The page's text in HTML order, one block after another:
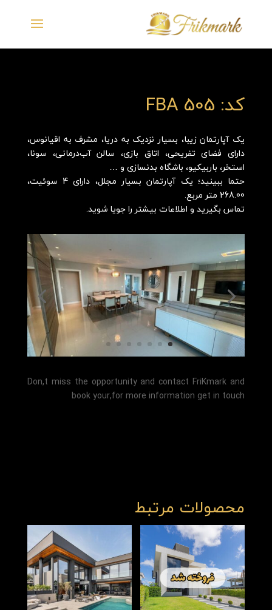
کد: FBA 505
یک آپارتمان زیبا، بسیار نزدیک به دریا، مشرف به اقیانوس،
دارای فضای تفریحی، اتاق بازی، سالن آب‌درمانی، سونا،
استخر، باربیکیو، باشگاه بدنسازی و …
حتما ببینید؛ یک آپارتمان بسیار مجلل، دارای 4 سوئیت،
268.00 متر مربع.
تماس بگیرید و اطلاعات بیشتر را جویا شوید.
Don,t miss the opportunity and contact FriKmark and
book your,for more information get in touch
محصولات مرتبط